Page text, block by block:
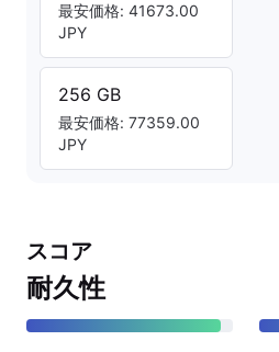
最安価格: 41673.00
JPY
256 GB
最安価格: 77359.00
JPY
スコア
耐久性